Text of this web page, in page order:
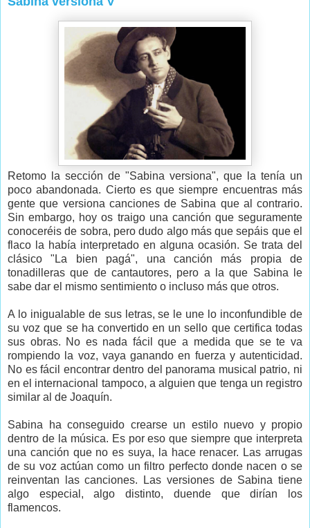
Retomo la sección de "Sabina versiona", que la tenía un
poco abandonada. Cierto es que siempre encuentras más
gente que versiona canciones de Sabina que al contrario.
Sin embargo, hoy os traigo una canción que seguramente
conoceréis de sobra, pero dudo algo más que sepáis que el
flaco la había interpretado en alguna ocasión. Se trata del
clásico "La bien pagá", una canción más propia de
tonadilleras que de cantautores, pero a la que Sabina le
sabe dar el mismo sentimiento o incluso más que otros.
A lo inigualable de sus letras, se le une lo inconfundible de
su voz que se ha convertido en un sello que certifica todas
sus obras. No es nada fácil que a medida que se te va
rompiendo la voz, vaya ganando en fuerza y autenticidad.
No es fácil encontrar dentro del panorama musical patrio, ni
en el internacional tampoco, a alguien que tenga un registro
similar al de Joaquín.
Sabina ha conseguido crearse un estilo nuevo y propio
dentro de la música. Es por eso que siempre que interpreta
una canción que no es suya, la hace renacer. Las arrugas
de su voz actúan como un filtro perfecto donde nacen o se
reinventan las canciones. Las versiones de Sabina tiene
algo especial, algo distinto, duende que dirían los
flamencos.